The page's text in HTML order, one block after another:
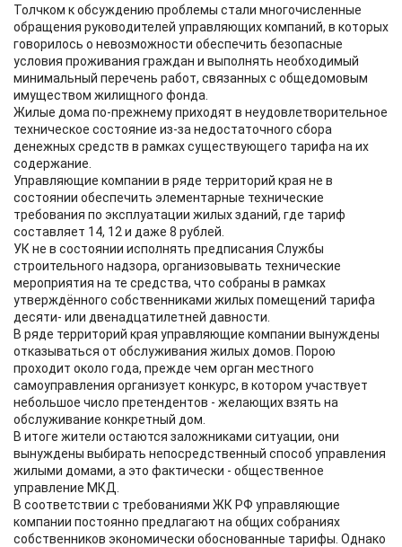
Толчком к обсуждению проблемы стали многочисленные
обращения руководителей управляющих компаний, в которых
говорилось о невозможности обеспечить безопасные
условия проживания граждан и выполнять необходимый
минимальный перечень работ, связанных с общедомовым
имуществом жилищного фонда.
Жилые дома по-прежнему приходят в неудовлетворительное
техническое состояние из-за недостаточного сбора
денежных средств в рамках существующего тарифа на их
содержание.
Управляющие компании в ряде территорий края не в
состоянии обеспечить элементарные технические
требования по эксплуатации жилых зданий, где тариф
составляет 14, 12 и даже 8 рублей.
УК не в состоянии исполнять предписания Службы
строительного надзора, организовывать технические
мероприятия на те средства, что собраны в рамках
утверждённого собственниками жилых помещений тарифа
десяти- или двенадцатилетней давности.
В ряде территорий края управляющие компании вынуждены
отказываться от обслуживания жилых домов. Порою
проходит около года, прежде чем орган местного
самоуправления организует конкурс, в котором участвует
небольшое число претендентов - желающих взять на
обслуживание конкретный дом.
В итоге жители остаются заложниками ситуации, они
вынуждены выбирать непосредственный способ управления
жилыми домами, а это фактически - общественное
управление МКД.
В соответствии с требованиями ЖК РФ управляющие
компании постоянно предлагают на общих собраниях
собственников экономически обоснованные тарифы. Однако